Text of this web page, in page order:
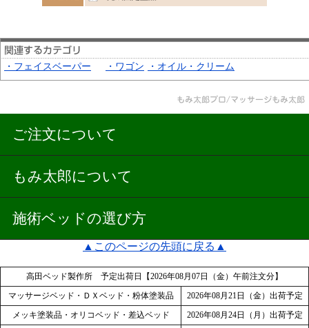
・フェイスベーパー ・ワゴン ・オイル・クリーム
ご注文について
もみ太郎について
施術ベッドの選び方
▲このページの先頭に戻る▲
高田ベッド製作所 予定出荷日【2026年08月07日（金）午前注文分】
マッサージベッド・ＤＸベッド・粉体塗装品
2026年08月21日（金）出荷予定
メッキ塗装品・オリコベッド・差込ベッド
2026年08月24日（月）出荷予定